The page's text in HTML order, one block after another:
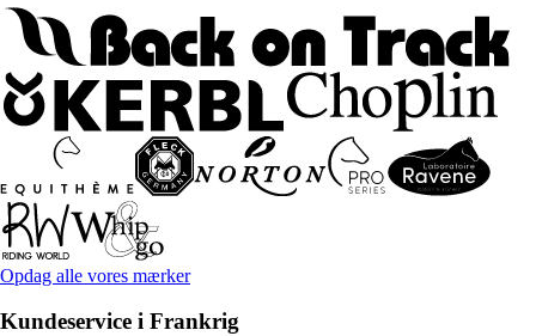
Opdag alle vores mærker
Kundeservice i Frankrig